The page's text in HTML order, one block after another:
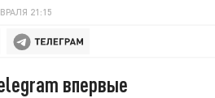
21:15
впервые